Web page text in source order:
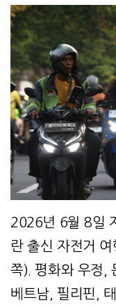
본문
2026년 6월 8일
란 출신 자전거
쪽). 평화와 우정,
베트남, 필리핀,